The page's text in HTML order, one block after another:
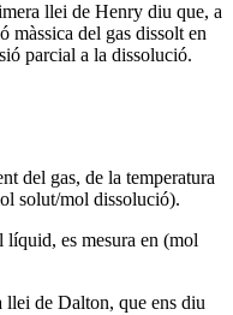
llei de Henry diu que, a
màssica del gas dissolt en
parcial a la dissolució.
del gas, de la temperatura
solut/mol dissolució).
líquid, es mesura en (mol
llei de Dalton, que ens diu